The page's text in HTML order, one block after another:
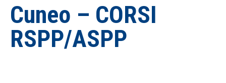
Cuneo – CORSI
RSPP/ASPP